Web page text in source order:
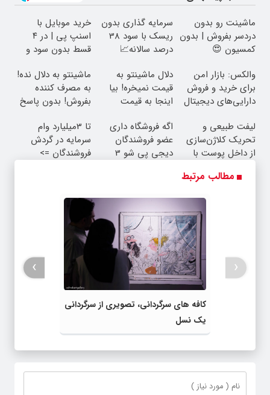
ماشینت رو بدون
دردسر بفروش | بدون
کمسیون 😍
سرمایه گذاری بدون
ریسک با سود 38
درصد سالانه📈
خرید موبایل با
قسط بدون سود و
کارمزد!
والکس: بازار امن
برای خرید و فروش
دارایی‌های دیجیتال
دلال ماشینتو به
قیمت نمیخره! بیا
اینجا به قیمت
بفروش*فقط خریدار
ماشینتو به دلال نده!
به مصرف کننده
بفروش! بدون پاسخ
به یک تماس
لیفت طبیعی و
تحریک کلاژن‌سازی
از داخل پوست با
24ماه ماندگاری ✅
جوان شو
اگه فروشگاه داری
عضو فروشندگان
دیجی پی شو 3
میلیارد وام بگیر
تا 3میلیارد وام
سرمایه در گردش
فروشندگان =>
فروشگاهت رو ثبت
کن
مطالب مرتبط
کافه های سرگردانی، تصویری از سرگردانی
یک نسل
‹
›